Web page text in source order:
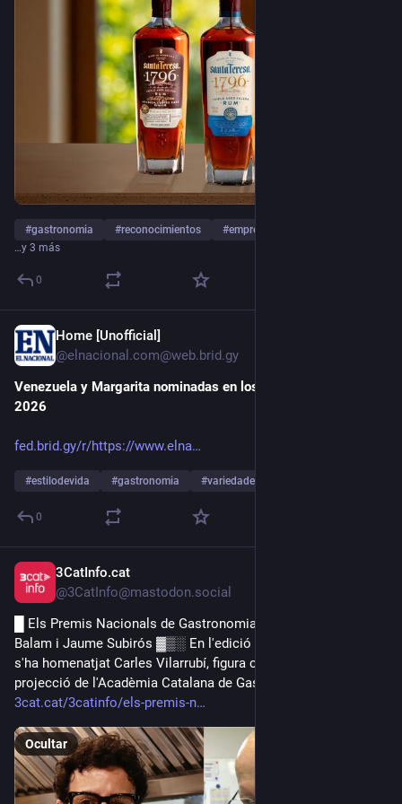
su tierra entre finales del siglo XIX y principios del XX.
Llegó a los barrios obreros de Nueva York, Buenos Aires, São
Paulo y muchas otras ciudades.
Allí cambió, se adaptó, incorporó nuevos ingredientes y
desarrolló estilos propios, pero nunca perdió del todo sus
raíces napolitanas.
Hay una imagen que resume bien su éxito: lo que comenzó
como comida barata vendida en las calles de Nápoles
terminó apareciendo en restaurantes de lujo, cadenas
los pizzaioli napolitanos como Patrimonio Cultural Inmaterial
harina y esfuerzo.
La pizza Margarita recuerda que la historia no siempre se
cocina en los grandes salones.
También se cocina en callejones, entre fuego, tomate y
necesidad.
cada bocado hay una lección sencilla.
creó.
▣▣▣▣▣▣▣▣▣▣▣▣▣▣▣▣▣▣
#gastronomia #reconocimientos #empresasvenezolanas
…y 3 más
0
Home [Unofficial]
@elnacional.com@web.brid.gy
Venezuela y Margarita nominadas en los World Travel Awards
2026
fed.brid.gy/r/https://www.elna
#estilodevida #gastronomia #variedades
0
3CatInfo.cat
@3CatInfo@mastodon.social
█ Els Premis Nacionals de Gastronomia 2026 reconeixen Raül
Balam i Jaume Subirós ▓▒░ En l'edició d'aquest any també
s'ha homenatjat Carles Vilarrubí, figura clau en la renovació i
projecció de l'Acadèmia Catalana de Gastronomia i Nutrició
3cat.cat/3catinfo/els-premis-n
Ocultar